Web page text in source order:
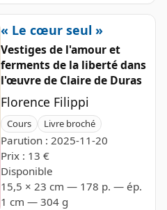
« Le cœur seul »
Vestiges de l'amour et
ferments de la liberté dans
l'œuvre de Claire de Duras
Florence Filippi
Cours Livre broché
Parution : 2025-11-20
Prix : 13 €
Disponible
15,5 × 23 cm — 178 p. — ép.
1 cm — 304 g